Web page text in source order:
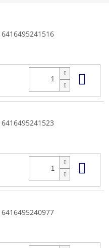
6416495241516
6416495241523
6416495240977